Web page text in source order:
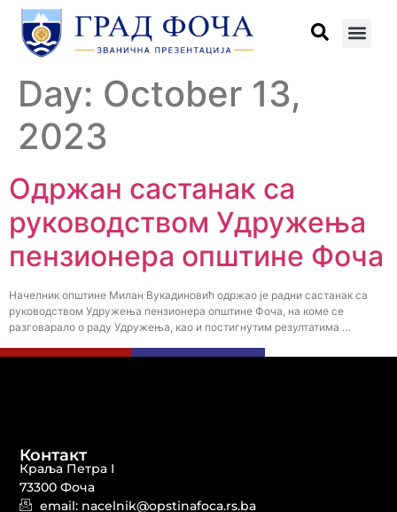
Day: October 13,
2023
Одржан састанак са
руководством Удружења
пензионера општине Фоча
Начелник општине Милан Вукадиновић одржао је радни састанак са
руководством Удружења пензионера општине Фоча, на коме се
разговарало о раду Удружења, као и постигнутим резултатима …
Контакт
Краља Петра I
73300 Фоча
email: nacelnik@opstinafoca.rs.ba